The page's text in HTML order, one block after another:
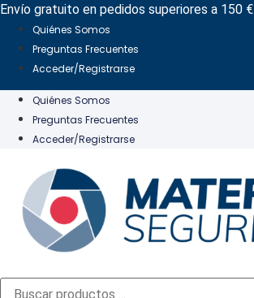
Ir
contenido
Envío gratuito en pedidos superiores a 150 €
Quiénes Somos
Preguntas Frecuentes
Acceder/Registrarse
Quiénes Somos
Preguntas Frecuentes
Acceder/Registrarse
Búsqueda